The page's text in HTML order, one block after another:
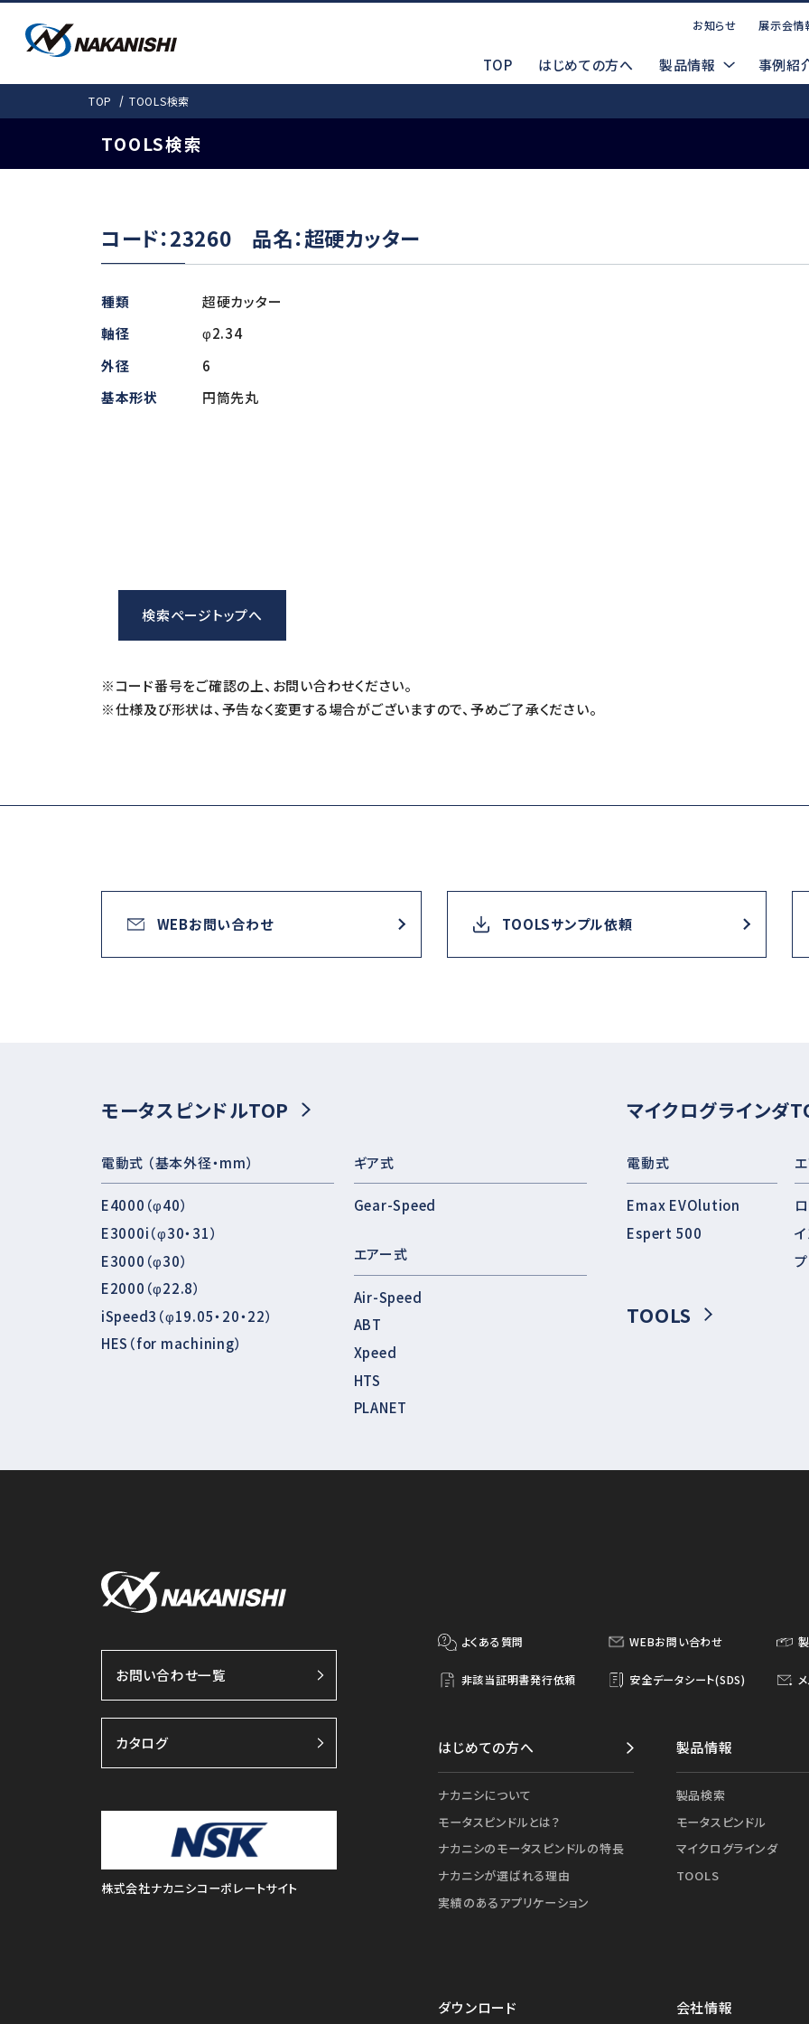
お知らせ 展示会情
TOP はじめての方へ 製品情報 事例紹
PRODUCTS
モータスピンドルTOP
製品ラインナップ 検索する
E3000i（φ30・31）
E3000 (φ30)
E2000 (φ22.8)
SOLUTIONS
事例紹介
DOWNLOAD
カタログ
SUPPORT お客様サポート お問い合わせ
よくある質問
非該当証明書発行依頼
COMPANY
会社概要
TOP TOOLS検索
TOOLS検索
コード：23260 品名：超硬カッター
種類
超硬カッター
軸径
φ2.34
外径
6
基本形状
円筒先丸
検索ページトップへ
※コード番号をご確認の上、お問い合わせください。
※仕様及び形状は、予告なく変更する場合がございますので、予めご了承ください。
WEBお問い合わせ TOOLSサンプル依頼
モータスピンドルTOP
電動式 （基本外径・mm）
E4000（φ40）
E3000i（φ30・31）
E3000（φ30）
E2000（φ22.8）
iSpeed3（φ19.05・20・22）
HES（for machining）
ギア式
Gear-Speed
エアー式
Air-Speed
ABT
Xpeed
HTS
PLANET
マイクログラインダ
電動式
Emax EVOlution
Espert 500
TOOLS
お問い合わせ一覧
カタログ
株式会社ナカニシコーポレートサイト
よくある質問 WEBお問い合わせ
非該当証明書発行依頼 安全データシート(SDS)
はじめての方へ
ナカニシについて
モータスピンドルとは？
ナカニシのモータスピンドルの特長
ナカニシが選ばれる理由
実績のあるアプリケーション
製品情報
製品検索
モータスピンドル
マイクログラインダ
TOOLS
ダウンロード 会社情報